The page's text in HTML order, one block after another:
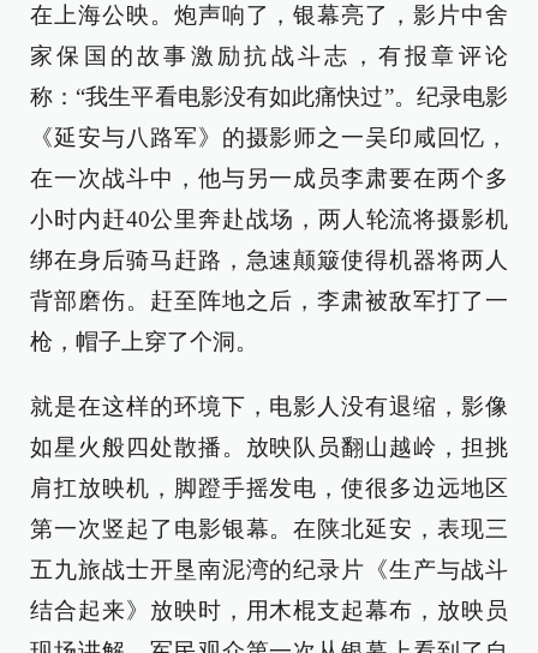
在上海公映。炮声响了，银幕亮了，影片中舍
家保国的故事激励抗战斗志，有报章评论
称：“我生平看电影没有如此痛快过”。纪录电影
《延安与八路军》的摄影师之一吴印咸回忆，
在一次战斗中，他与另一成员李肃要在两个多
小时内赶40公里奔赴战场，两人轮流将摄影机
绑在身后骑马赶路，急速颠簸使得机器将两人
背部磨伤。赶至阵地之后，李肃被敌军打了一
枪，帽子上穿了个洞。
就是在这样的环境下，电影人没有退缩，影像
如星火般四处散播。放映队员翻山越岭，担挑
肩扛放映机，脚蹬手摇发电，使很多边远地区
第一次竖起了电影银幕。在陕北延安，表现三
五九旅战士开垦南泥湾的纪录片《生产与战斗
结合起来》放映时，用木棍支起幕布，放映员